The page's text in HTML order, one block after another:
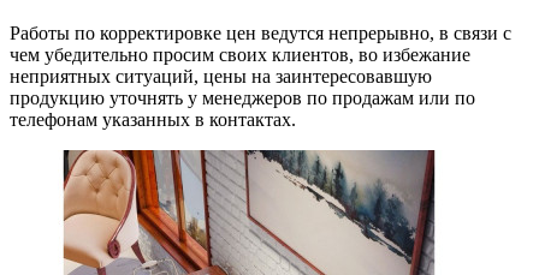
Работы по корректировке цен ведутся непрерывно, в связи с
чем убедительно просим своих клиентов, во избежание
неприятных ситуаций, цены на заинтересовавшую
продукцию уточнять у менеджеров по продажам или по
телефонам указанных в контактах.